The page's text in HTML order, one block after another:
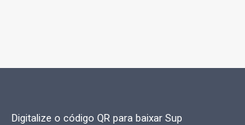
Digitalize o código QR para baixar Sup